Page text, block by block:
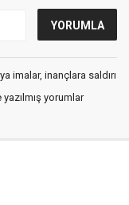
imalar, inançlara saldırı
yorumlar